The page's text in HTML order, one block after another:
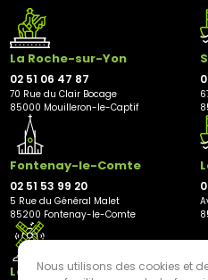
Comme indiqué dans nos
(CGV), les frais de retour sont à
d'erreur de notre part. Pour
nous contacter au 0251064787
Adresse de retour :
Bernaudeau Cycles
70 rue du Clair Bocage
85000, Mouilleron-Le-Captif
La Roche-sur-Yon
02 51 06 47 87
70 Rue du Clair Bocage
85000 Mouilleron-le-Captif
Fontenay-le-Comte
02 51 53 99 20
5 Rue du Général Malet
85200 Fontenay-le-Comte
Les Herbiers
Nous utilisons des cookies et